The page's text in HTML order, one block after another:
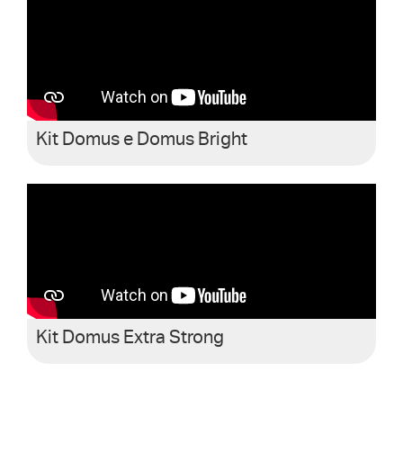
Kit Domus e Domus Bright
Kit Domus Extra Strong